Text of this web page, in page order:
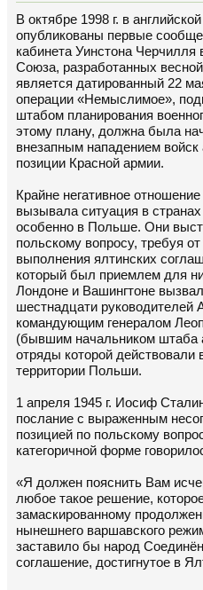
В октябре 1998 г. в
опубликованы первые
кабинета Уинстона Черчилля
Союза, разработанных
является датированный 22
операции «Немыслимое»,
штабом планирования
этому плану, должна была
внезапным нападением войск
позиции Красной армии.
Крайне негативное
вызывала ситуация в
особенно в Польше. Они
польскому вопросу, требуя
выполнения ялтинских
который был приемлем для
Лондоне и Вашингтоне
шестнадцати руководителей
командующим генералом
(бывшим начальником
отряды которой
территории Польши.
1 апреля 1945 г. Иосиф
послание с выраженным
позицией по польскому
категоричной форме
«Я должен пояснить Вам
любое такое решение,
замаскированному
нынешнего варшавского
заставило бы народ
соглашение, достигнутое в